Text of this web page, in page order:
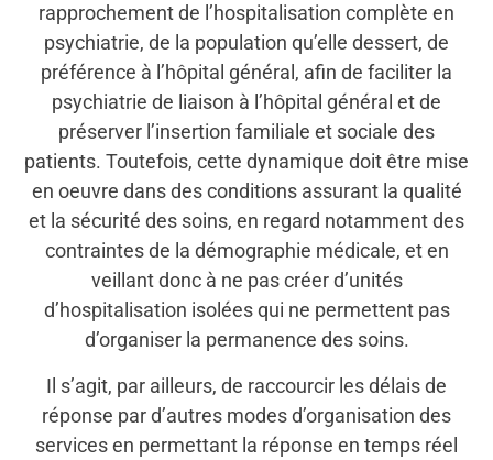
rapprochement de l’hospitalisation complète en
psychiatrie, de la population qu’elle dessert, de
préférence à l’hôpital général, afin de faciliter la
psychiatrie de liaison à l’hôpital général et de
préserver l’insertion familiale et sociale des
patients. Toutefois, cette dynamique doit être mise
en oeuvre dans des conditions assurant la qualité
et la sécurité des soins, en regard notamment des
contraintes de la démographie médicale, et en
veillant donc à ne pas créer d’unités
d’hospitalisation isolées qui ne permettent pas
d’organiser la permanence des soins.
Il s’agit, par ailleurs, de raccourcir les délais de
réponse par d’autres modes d’organisation des
services en permettant la réponse en temps réel